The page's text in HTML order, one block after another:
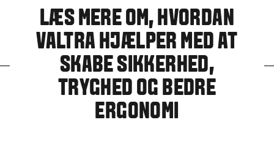
LÆS MERE OM, HVORDAN
VALTRA HJÆLPER MED AT
SKABE SIKKERHED,
TRYGHED OG BEDRE
ERGONOMI